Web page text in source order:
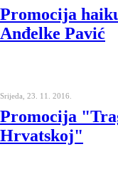
Promocija
Anđelke Pavić
Srijeda, 23. 11. 2016.
Promocija
Hrvatskoj"